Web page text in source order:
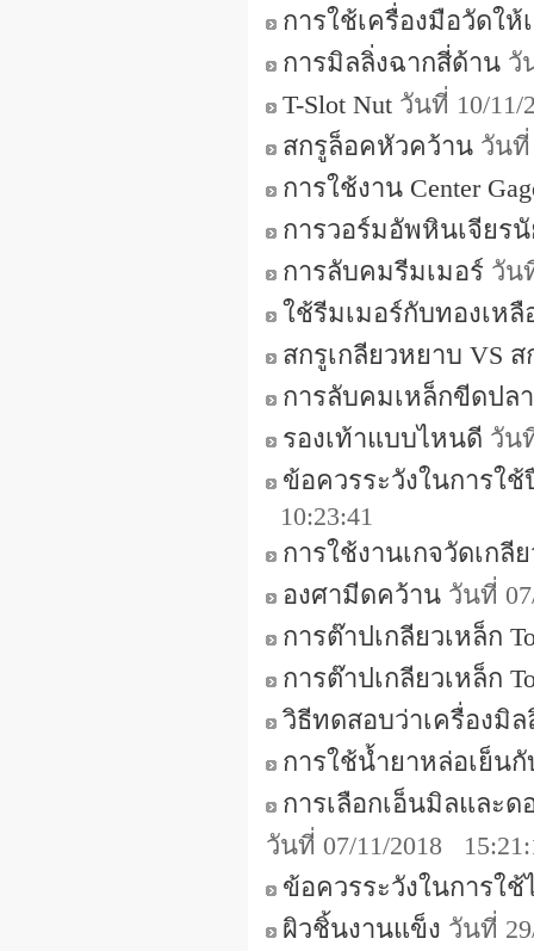
การใช้เครื่องมือวัดให้
การมิลลิ่งฉากสี่ด้าน วั
T-Slot Nut วันที่ 10/11/
สกรูล็อคหัวคว้าน วันที่
การใช้งาน Center
การวอร์มอัพหินเจียร
การลับคมรีมเมอร์ วัน
ใช้รีมเมอร์กับทองเห
สกรูเกลียวหยาบ VS ส
การลับคมเหล็กขีดปล
รองเท้าแบบไหนดี วัน
ข้อควรระวังในการใ
10:23:41
การใช้งานเกจวัดเกลีย
องศามีดคว้าน วันที่
การต๊าปเกลียวเหล็ก
การต๊าปเกลียวเหล็ก
วิธีทดสอบว่าเครื่องมิ
การใช้น้ำยาหล่อเย็น
การเลือกเอ็นมิลและด
วันที่ 07/11/2018
ข้อควรระวังในการใ
ผิวชิ้นงานแข็ง วันที่